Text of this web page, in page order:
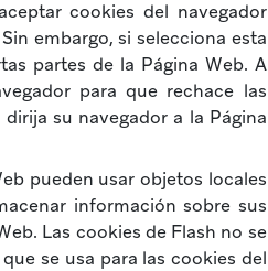
cookies del navegador
embargo, si selecciona esta
partes de la Página Web. A
para que rechace las
su navegador a la Página
pueden usar objetos locales
información sobre sus
Las cookies de Flash no se
se usa para las cookies del